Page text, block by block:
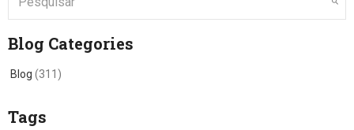
Blog Categories
Blog (311)
Tags